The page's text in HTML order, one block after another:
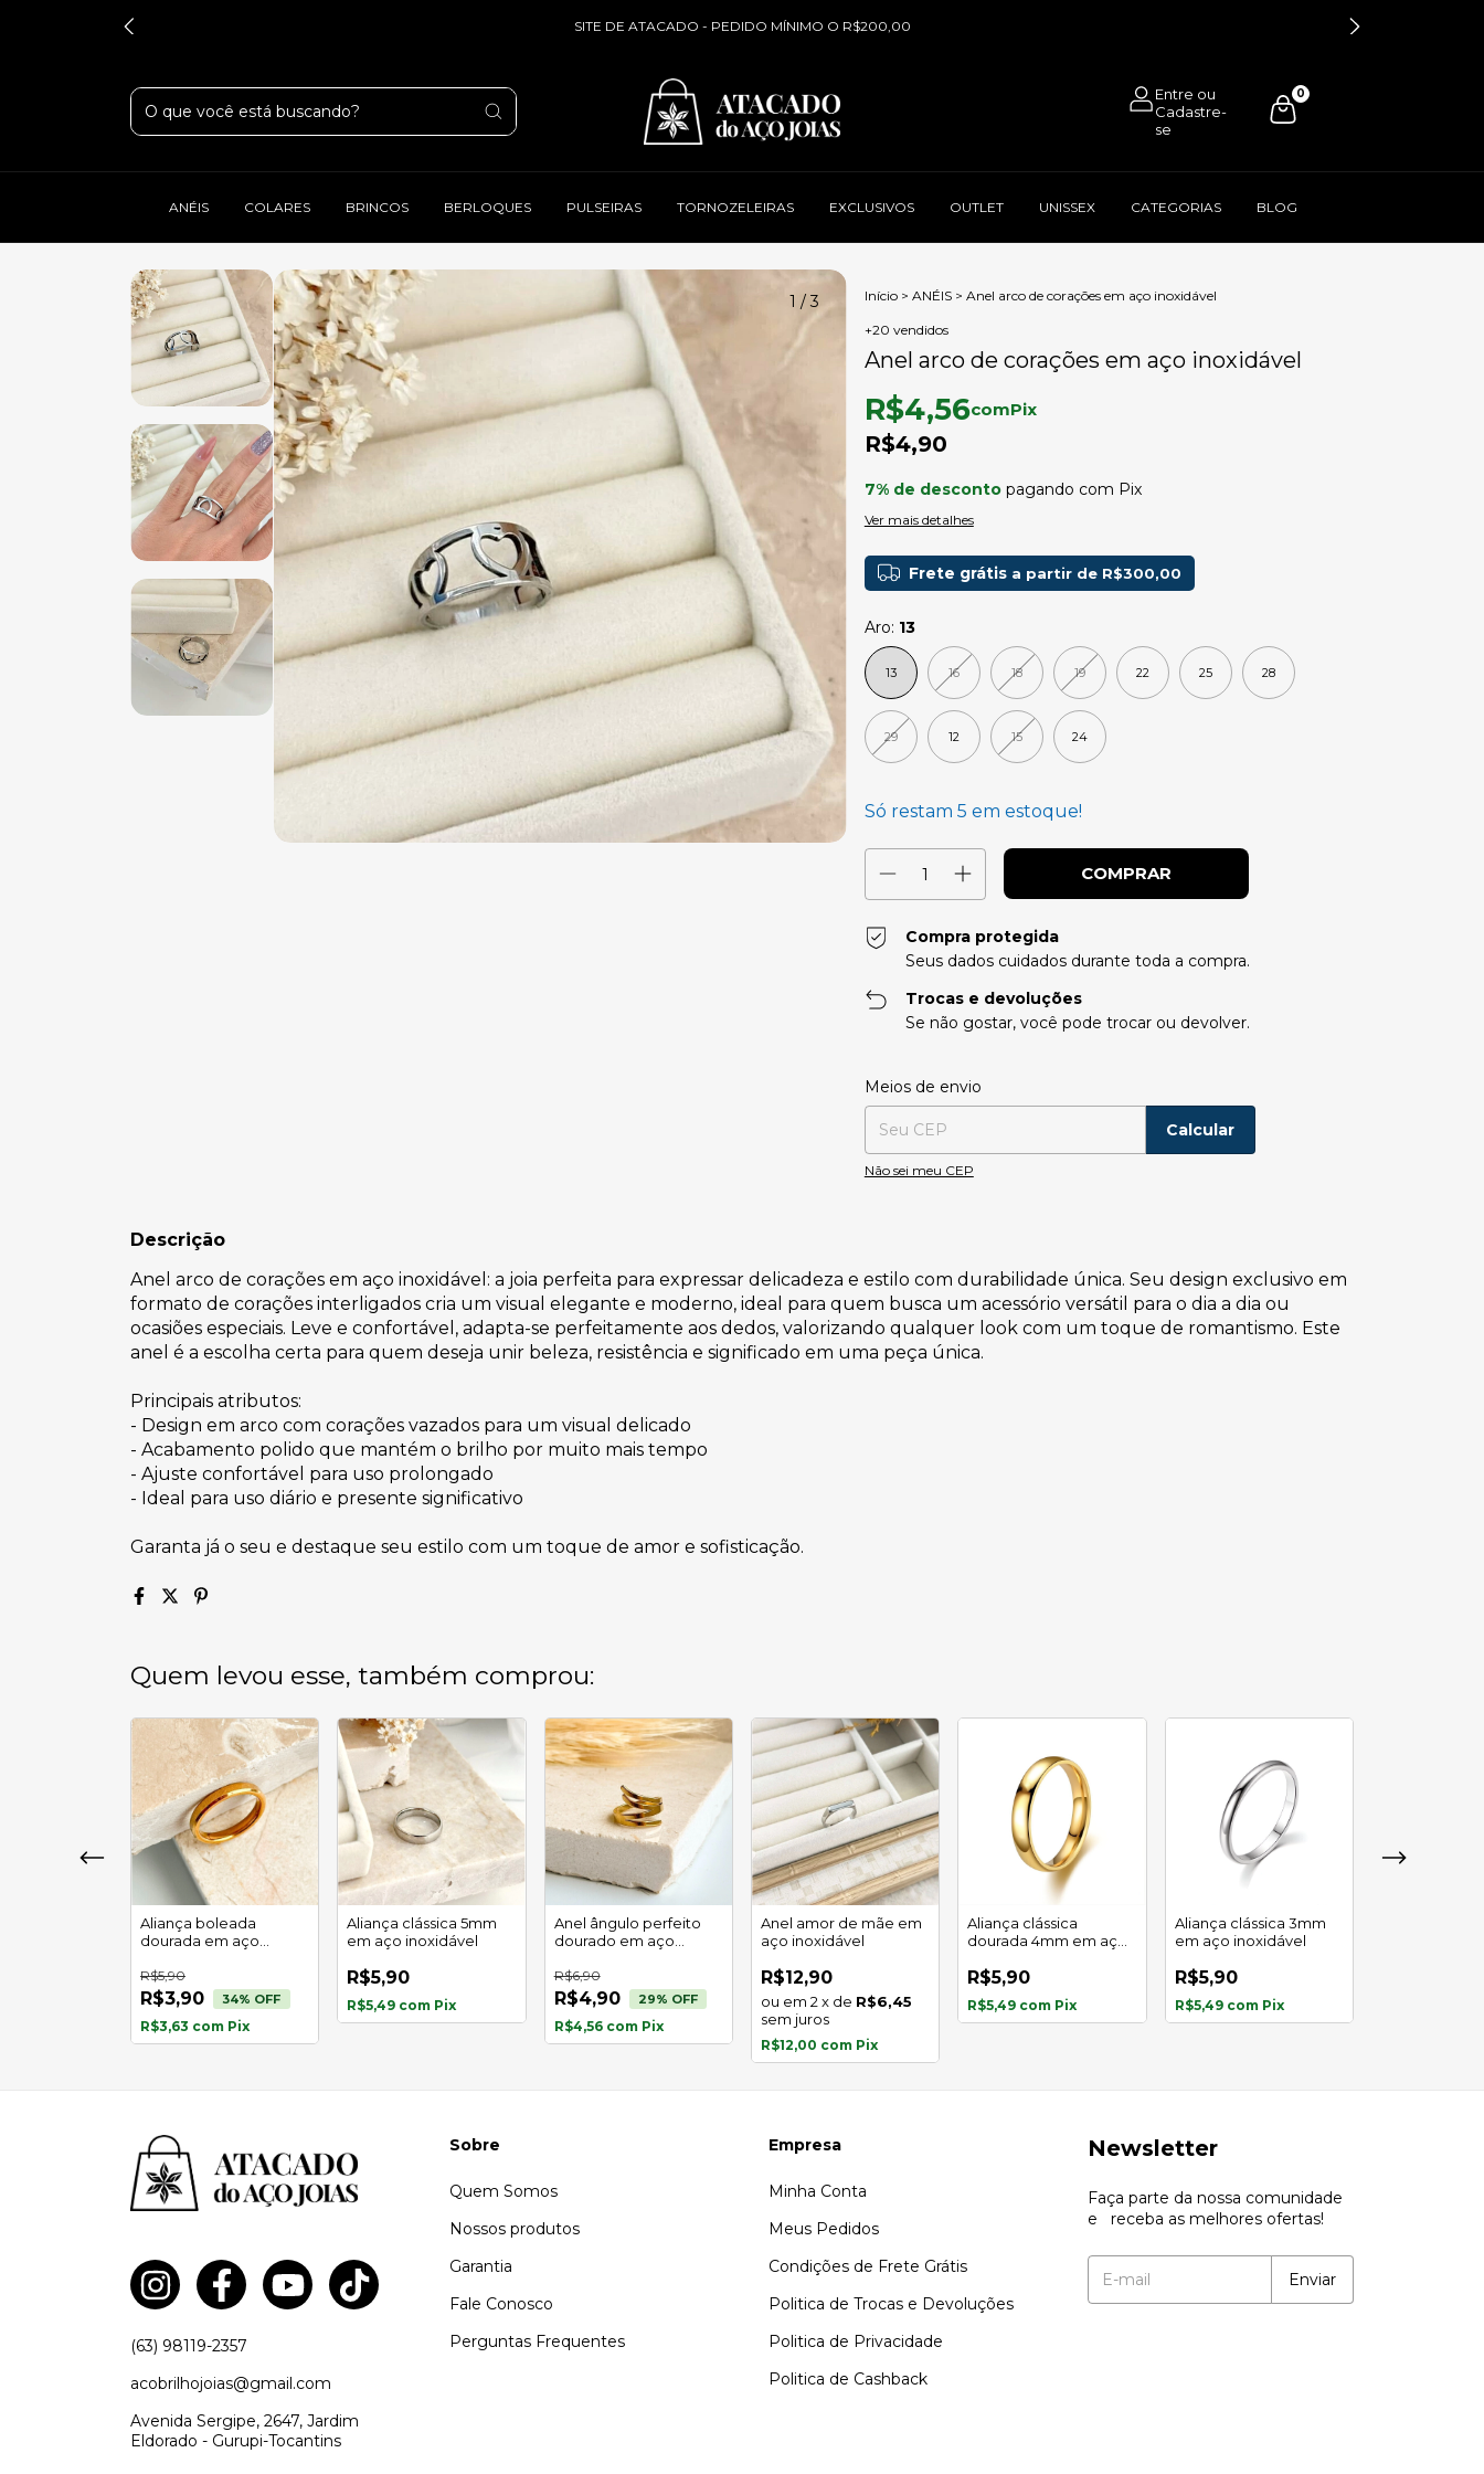
SITE DE ATACADO - PEDIDO MÍNIMO O R$200,00
0
ANÉIS COLARES BRINCOS BERLOQUES PULSEIRAS TORNOZELEIRAS EXCLUSIVOS OUTLET UNISSEX CATEGORIAS BLOG
1 /3 Início > ANÉIS > Anel arco de corações em aço inoxidável
+20 vendidos
Anel arco de corações em aço inoxidável
R$4,90
R$4,56comPix
7% de descontopagando com Pix
Ver mais detalhes
Frete grátis a partir de R$300,00
Aro: 13
13 16 18 19 22 25 28
29 12 15 24
Só restam 5 em estoque!
Compra protegida
Seus dados cuidados durante toda a compra.
Trocas e devoluções
Se não gostar, você pode trocar ou devolver.
Entregas para o CEP:
Meios de envio
Calcular
Não sei meu CEP
Descrição
Anel arco de corações em aço inoxidável: a joia perfeita para expressar delicadeza e estilo com durabilidade única. Seu design exclusivo em
formato de corações interligados cria um visual elegante e moderno, ideal para quem busca um acessório versátil para o dia a dia ou
ocasiões especiais. Leve e confortável, adapta-se perfeitamente aos dedos, valorizando qualquer look com um toque de romantismo. Este
anel é a escolha certa para quem deseja unir beleza, resistência e significado em uma peça única.
Principais atributos:
- Design em arco com corações vazados para um visual delicado
- Acabamento polido que mantém o brilho por muito mais tempo
- Ajuste confortável para uso prolongado
- Ideal para uso diário e presente significativo
Garanta já o seu e destaque seu estilo com um toque de amor e sofisticação.
Quem levou esse, também comprou:
Aliança boleada
dourada em aço
R$3,90
R$5,90
34% OFF
R$3,63 com Pix
Aliança clássica 5mm
em aço inoxidável
R$5,90
R$5,49 com Pix
Anel ângulo perfeito
dourado em aço
R$4,90
R$6,90
29% OFF
R$4,56 com Pix
Anel amor de mãe em
aço inoxidável
R$12,90
2x de R$6,45
sem juros
R$12,00 com Pix
Aliança clássica
dourada 4mm em aço
R$5,90
R$5,49 com Pix
Aliança clássica 3mm
em aço inoxidável
R$5,90
R$5,49 com Pix
(63) 98119-2357
acobrilhojoias@gmail.com
Avenida Sergipe, 2647, Jardim
Eldorado - Gurupi-Tocantins
Sobre
Quem Somos
Nossos produtos
Garantia
Fale Conosco
Perguntas Frequentes
Empresa
Minha Conta
Meus Pedidos
Condições de Frete Grátis
Politica de Trocas e Devoluções
Politica de Privacidade
Politica de Cashback
Newsletter
Faça parte da nossa comunidade
e receba as melhores ofertas!